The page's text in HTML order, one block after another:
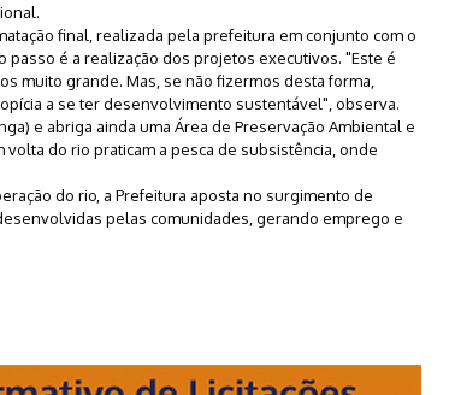
final, realizada pela prefeitura em conjunto com o
passo é a realização dos projetos executivos. "Este é
muito grande. Mas, se não fizermos desta forma,
a se ter desenvolvimento sustentável", observa.
e abriga ainda uma Área de Preservação Ambiental e
do rio praticam a pesca de subsistência, onde
do rio, a Prefeitura aposta no surgimento de
pelas comunidades, gerando emprego e